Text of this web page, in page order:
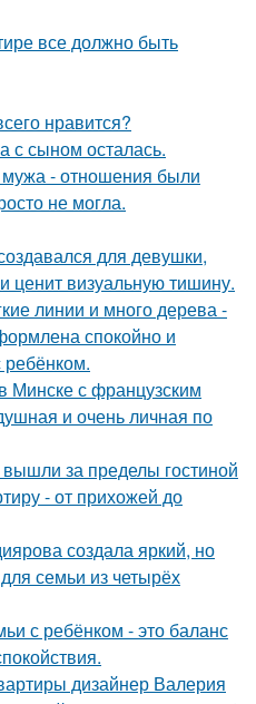
все должно быть
нравится?
с сыном осталась.
- отношения были
не могла.
для девушки,
ценит визуальную тишину.
линии и много дерева -
спокойно и
Минске с французским
и очень личная по
за пределы гостиной
- от прихожей до
создала яркий, но
семьи из четырёх
с ребёнком - это баланс
дизайнер Валерия